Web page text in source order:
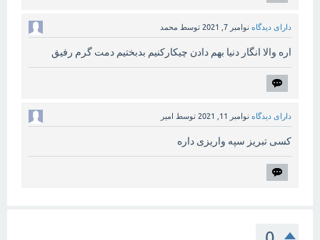
دارای دیدگاه نوامبر 7, 2021 توسط محمد
اره والا انگار دنیا بهم دادن چیکارکنیم بدبختیم دمت گرم رفیق
دارای دیدگاه نوامبر 11, 2021 توسط امیر
کسی تبریز سپه واریزی داره